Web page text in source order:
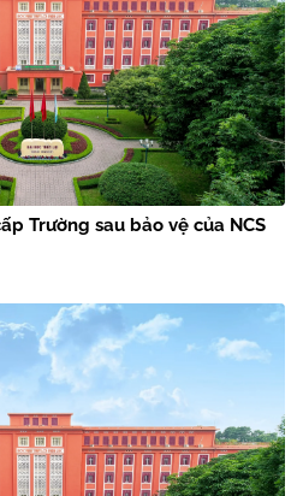
Trường sau bảo vệ của NCS